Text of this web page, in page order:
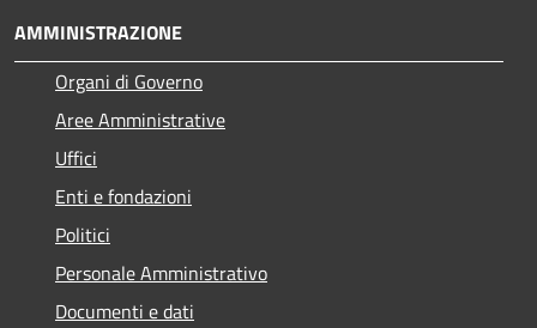
AMMINISTRAZIONE
Organi di Governo
Aree Amministrative
Uffici
Enti e fondazioni
Politici
Personale Amministrativo
Documenti e dati